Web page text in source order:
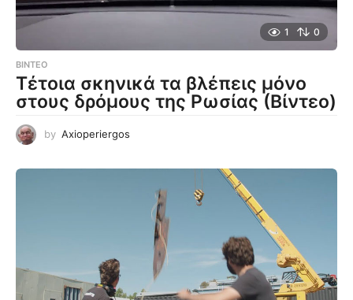
1 0
ΒΊΝΤΕΟ
Τέτοια σκηνικά τα βλέπεις μόνο
στους δρόμους της Ρωσίας (Βίντεο)
by Axioperiergos